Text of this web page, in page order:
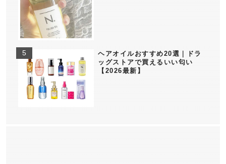
ヘアオイルおすすめ20選｜ドラ
ッグストアで買えるいい匂い
【2026最新】